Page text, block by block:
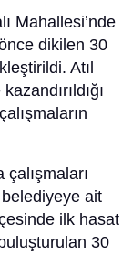
Mahallesi’nde
dikilen 30
Atıl
çalışmaları
belediyeye ait
ilk hasat
30